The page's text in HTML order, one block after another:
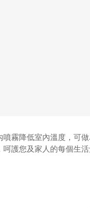
霧降低室內溫度，可
護您及家人的每個生活